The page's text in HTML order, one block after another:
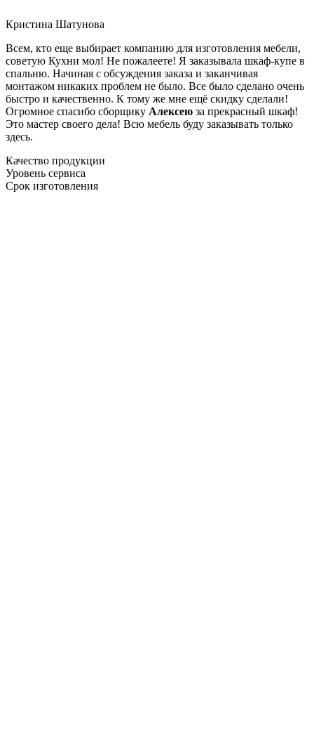
Кристина Шатунова
Всем, кто еще выбирает компанию для изготовления мебели,
советую Кухни мол! Не пожалеете! Я заказывала шкаф-купе в
спальню. Начиная с обсуждения заказа и заканчивая
монтажом никаких проблем не было. Все было сделано очень
быстро и качественно. К тому же мне ещё скидку сделали!
Огромное спасибо сборщику Алексею за прекрасный шкаф!
Это мастер своего дела! Всю мебель буду заказывать только
здесь.
Качество продукции
Уровень сервиса
Срок изготовления